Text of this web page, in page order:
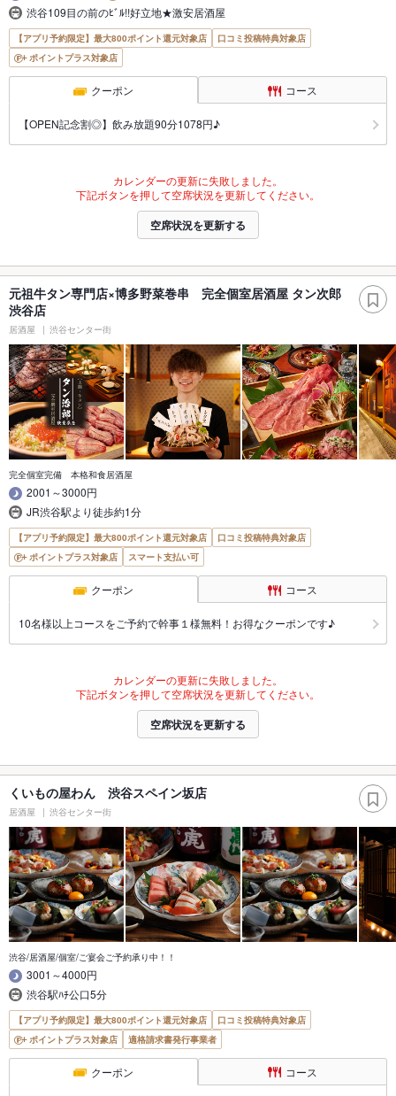
渋谷109目の前のﾋﾞﾙ!!好立地★激安居酒屋
【アプリ予約限定】最大800ポイント還元対象店
口コミ投稿特典対象店
ポイントプラス対象店
クーポン コース
【OPEN記念割◎】飲み放題90分1078円♪
カレンダーの更新に失敗しました。
下記ボタンを押して空席状況を更新してください。
空席状況を更新する
元祖牛タン専門店×博多野菜巻串 完全個室居酒屋 タン次郎
渋谷店
居酒屋 渋谷センター街
完全個室完備 本格和食居酒屋
2001～3000円
JR渋谷駅より徒歩約1分
【アプリ予約限定】最大800ポイント還元対象店
口コミ投稿特典対象店
ポイントプラス対象店
スマート支払い可
クーポン コース
10名様以上コースをご予約で幹事１様無料！お得なクーポンです♪
カレンダーの更新に失敗しました。
下記ボタンを押して空席状況を更新してください。
空席状況を更新する
くいもの屋わん 渋谷スペイン坂店
居酒屋 渋谷センター街
渋谷/居酒屋/個室/ご宴会ご予約承り中！！
3001～4000円
渋谷駅ﾊﾁ公口5分
【アプリ予約限定】最大800ポイント還元対象店
口コミ投稿特典対象店
ポイントプラス対象店
適格請求書発行事業者
クーポン コース